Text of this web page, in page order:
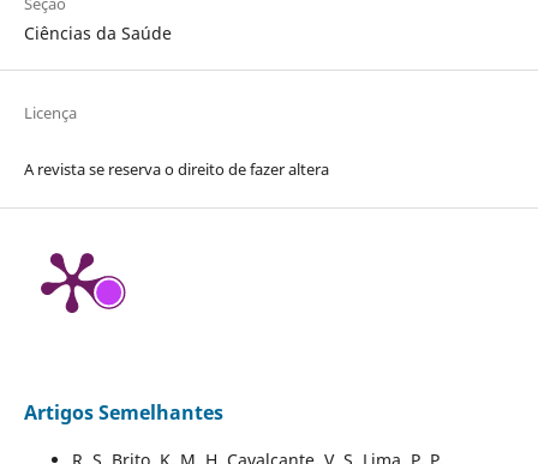
Ciências da Saúde
Licença
A revista se reserva o direito de fazer altera
Artigos Semelhantes